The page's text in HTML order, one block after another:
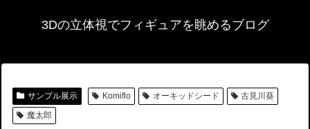
3Dの立体視でフィギュアを眺めるブログ
サンプル展示 Komiflo オーキッドシード
古見川葵
魔太郎